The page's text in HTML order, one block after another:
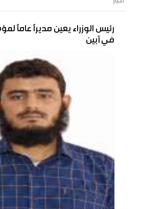
أخبار
رئيس الوزراء يعين مديرًا عامًا
في أبين